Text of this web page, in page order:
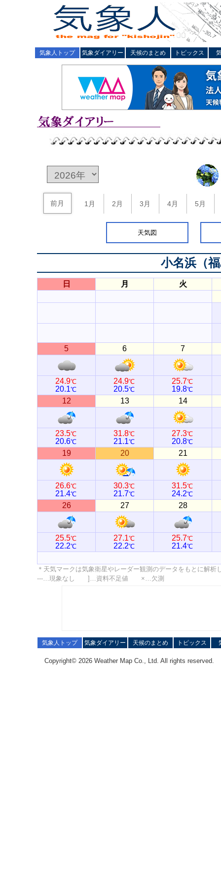
気象人トップ 気象ダイアリー 天候のまとめ トピックス
前月 1月 2月 3月 4月 5月
天気図
小名浜（
日 月 火
5 6 7
24.9℃
20.1℃
24.9℃
20.5℃
25.7℃
19.8℃
12 13 14
23.5℃
20.6℃
31.8℃
21.1℃
27.3℃
20.8℃
19 20 21
26.6℃
21.4℃
30.3℃
21.7℃
31.5℃
24.2℃
26 27 28
25.5℃
22.2℃
27.1℃
22.2℃
25.7℃
21.4℃
＊天気マークは気象衛星やレーダー観測のデータをもとに解
---…現象なし ]…資料不足値 ×…欠測
気象人トップ 気象ダイアリー 天候のまとめ トピックス
Copyright© 2026 Weather Map Co., Ltd. All rights reserved.